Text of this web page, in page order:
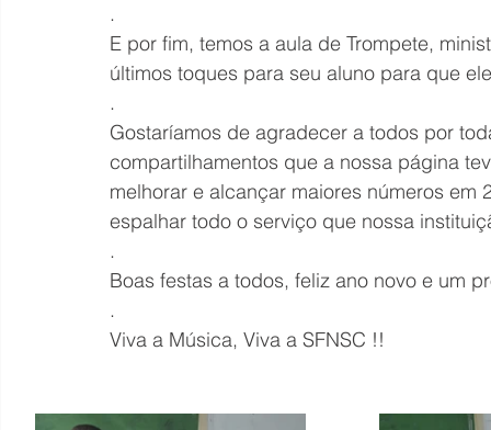
.
E por fim, temos a aula de Trompete,
últimos toques para seu aluno para que
.
Gostaríamos de agradecer a todos por
compartilhamentos que a nossa página
melhorar e alcançar maiores números
espalhar todo o serviço que nossa
.
Boas festas a todos, feliz ano novo e um
.
Viva a Música, Viva a SFNSC !!